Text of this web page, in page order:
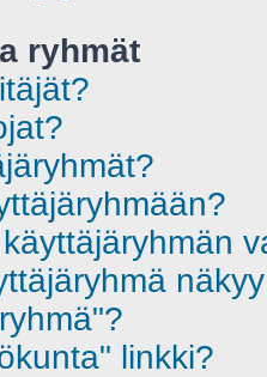
ryhmät
linkki?